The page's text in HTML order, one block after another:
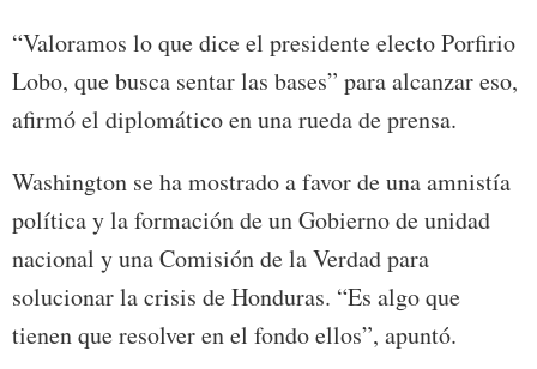
“Valoramos lo que dice el presidente electo Porfirio
Lobo, que busca sentar las bases” para alcanzar eso,
afirmó el diplomático en una rueda de prensa.
Washington se ha mostrado a favor de una amnistía
política y la formación de un Gobierno de unidad
nacional y una Comisión de la Verdad para
solucionar la crisis de Honduras. “Es algo que
tienen que resolver en el fondo ellos”, apuntó.